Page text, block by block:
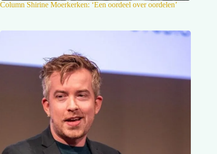
Column Shirine Moerkerken: ‘Een oordeel over oordelen’